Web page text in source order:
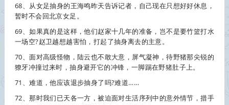
68、从女足抽身的王海鸣昨天告诉记者，自己现在只想好好休息，
暂时不会回北京女足。
69、如果真的是这样，他们赵家十几年的准备，岂不是要竹篮打水
一场空?赵卫越想越害怕，打起了抽身离去的主意。
70、面对高级怪物，陆云也不敢大意，屏气凝神，待野猪那尖锐的
獠牙冲撞过来时，抽身避开它的冲锋，一脚踢在野猪肚子上。
71、难道，他应该退步抽身了吗?难道……
72、那时我们已天各一方，被迫面对生活序列中的意外情节，措手